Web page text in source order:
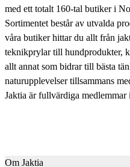
med ett totalt 160-tal butiker i
Sortimentet består av utvalda
våra butiker hittar du allt från
teknikprylar till hundprodukter,
allt annat som bidrar till bästa
naturupplevelser tillsammans
Jaktia är fullvärdiga medlemmar
Om Jaktia